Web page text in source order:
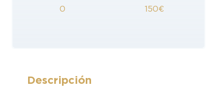
0
150€
Descripción